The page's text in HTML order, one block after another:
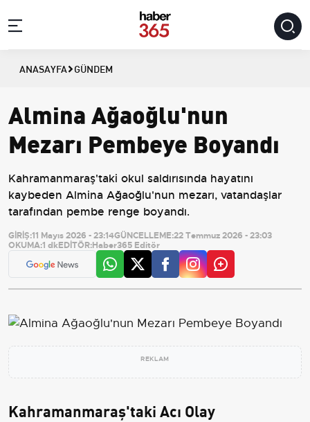
ANASAYFA GÜNDEM
Almina Ağaoğlu'nun
Mezarı Pembeye Boyandı
Kahramanmaraş'taki okul saldırısında hayatını
kaybeden Almina Ağaoğlu'nun mezarı, vatandaşlar
tarafından pembe renge boyandı.
GİRİŞ:11 Mayıs 2026 - 23:14GÜNCELLEME:22 Temmuz 2026 - 23:03
OKUMA:1 dkEDİTÖR:Haber365 Editör
REKLAM
Kahramanmaraş'taki Acı Olay